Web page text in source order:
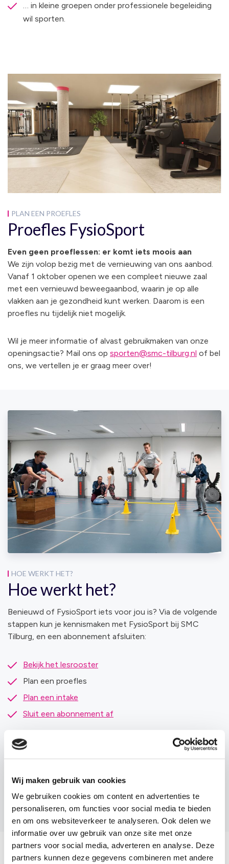
Wij maken gebruik van cookies
We gebruiken cookies om content en advertenties te
personaliseren, om functies voor social media te bieden
en om ons websiteverkeer te analyseren. Ook delen we
informatie over uw gebruik van onze site met onze
partners voor social media, adverteren en analyse. Deze
partners kunnen deze gegevens combineren met andere
… in kleine groepen onder professionele begeleiding
wil sporten.
PLAN EEN PROEFLES
Proefles FysioSport
Even geen proeflessen: er komt iets moois aan
We zijn volop bezig met de vernieuwing van ons aanbod.
Vanaf 1 oktober openen we een compleet nieuwe zaal
met een vernieuwd beweegaanbod, waarin je op alle
vlakken aan je gezondheid kunt werken. Daarom is een
proefles nu tijdelijk niet mogelijk.
Wil je meer informatie of alvast gebruikmaken van onze
openingsactie? Mail ons op sporten@smc-tilburg.nl of bel
ons, we vertellen je er graag meer over!
HOE WERKT HET?
Hoe werkt het?
Benieuwd of FysioSport iets voor jou is? Via de volgende
stappen kun je kennismaken met FysioSport bij SMC
Tilburg, en een abonnement afsluiten:
Bekijk het lesrooster
Plan een proefles
Plan een intake
Sluit een abonnement af
Tarieven